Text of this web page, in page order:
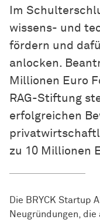
Im
wissens- und
fördern und
anlocken.
Millionen Euro
RAG-Stiftung
erfolgreichen
zu 10 Millionen
Die BRYCK Startup
Neugründungen,